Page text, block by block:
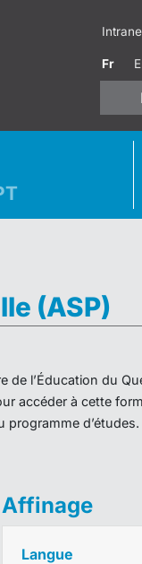
Fr
(ASP)
de l’Éducation du
accéder à cette
programme
Affinage
Langue